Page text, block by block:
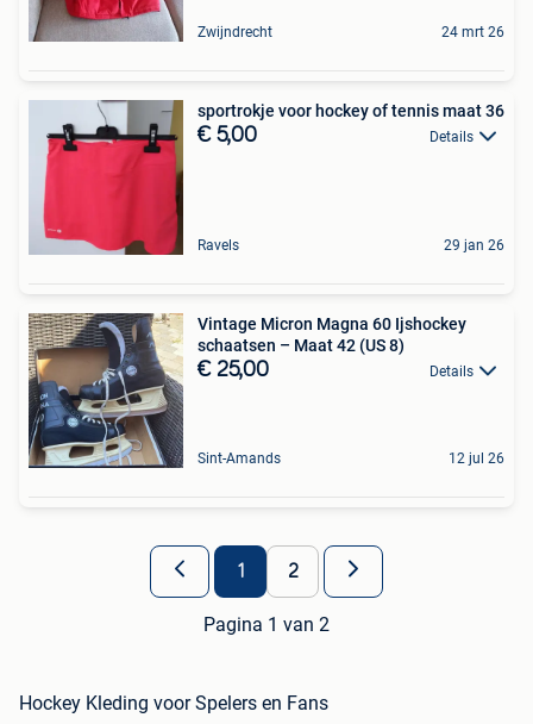
Zwijndrecht 24 mrt 26
sportrokje voor hockey of tennis maat 36
€ 5,00 Details
Ravels 29 jan 26
Vintage Micron Magna 60 Ijshockey
schaatsen – Maat 42 (US 8)
€ 25,00 Details
Sint-Amands 12 jul 26
1 2
Pagina 1 van 2
Hockey Kleding voor Spelers en Fans